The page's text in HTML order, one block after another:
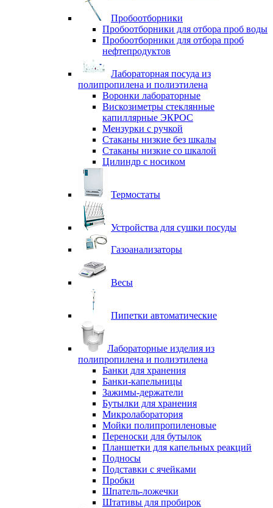
Пробоотборники
Пробоотборники для отбора проб воды
Пробоотборники для отбора проб
нефтепродуктов
Лабораторная посуда из
полипропилена и полиэтилена
Воронки лабораторные
Вискозиметры стеклянные
капиллярные ЭКРОС
Мензурки с ручкой
Стаканы низкие без шкалы
Стаканы низкие со шкалой
Цилиндр с носиком
Термостаты
Устройства для сушки посуды
Газоанализаторы
Весы
Пипетки автоматические
Лабораторные изделия из
полипропилена и полиэтилена
Банки для хранения
Банки-капельницы
Зажимы-держатели
Бутылки для хранения
Микролаборатория
Мойки полипропиленовые
Переноски для бутылок
Планшетки для капельных реакций
Подносы
Подставки с ячейками
Пробки
Шпатель-ложечки
Штативы для пробирок